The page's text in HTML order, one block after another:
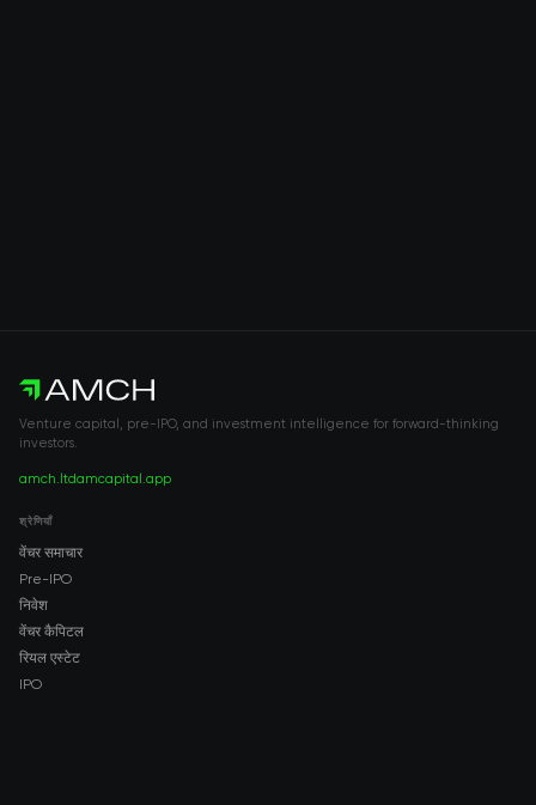
Venture capital, pre-IPO, and investment intelligence for forward-thinking
investors.
amch.ltdamcapital.app
श्रेणियाँ
वेंचर समाचार
Pre-IPO
निवेश
वेंचर कैपिटल
रियल एस्टेट
IPO